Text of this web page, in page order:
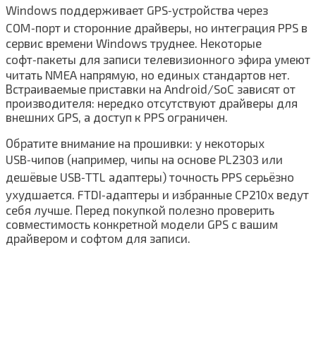
Windows поддерживает GPS‑устройства через
COM‑порт и сторонние драйверы, но интеграция PPS в
сервис времени Windows труднее. Некоторые
софт‑пакеты для записи телевизионного эфира умеют
читать NMEA напрямую, но единых стандартов нет.
Встраиваемые приставки на Android/SoC зависят от
производителя: нередко отсутствуют драйверы для
внешних GPS, а доступ к PPS ограничен.
Обратите внимание на прошивки: у некоторых
USB‑чипов (например, чипы на основе PL2303 или
дешёвые USB‑TTL адаптеры) точность PPS серьёзно
ухудшается. FTDI‑адаптеры и избранные CP210x ведут
себя лучше. Перед покупкой полезно проверить
совместимость конкретной модели GPS с вашим
драйвером и софтом для записи.